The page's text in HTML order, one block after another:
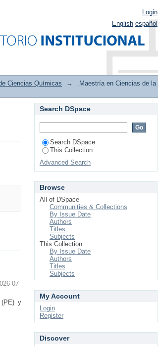
Login
English español
Ciencias Químicas →
.Maestría en Ciencias de la
07-
(PE) y
Search DSpace
Search DSpace
This Collection
Advanced Search
Browse
All of DSpace
Communities & Collections
By Issue Date
Authors
Titles
Subjects
This Collection
By Issue Date
Authors
Titles
Subjects
My Account
Login
Register
Discover